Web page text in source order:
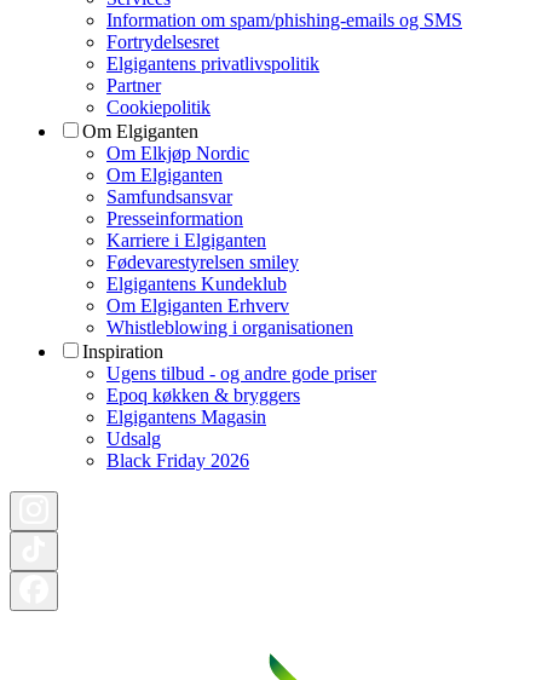
Information om spam/phishing-emails og SMS
Fortrydelsesret
Elgigantens privatlivspolitik
Partner
Cookiepolitik
Om Elgiganten
Om Elkjøp Nordic
Om Elgiganten
Samfundsansvar
Presseinformation
Karriere i Elgiganten
Fødevarestyrelsen smiley
Elgigantens Kundeklub
Om Elgiganten Erhverv
Whistleblowing i organisationen
Inspiration
Ugens tilbud - og andre gode priser
Epoq køkken & bryggers
Elgigantens Magasin
Udsalg
Black Friday 2026